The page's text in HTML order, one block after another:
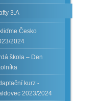
3.A
Česko
2024
škola – Den
kurz -
2023/2024